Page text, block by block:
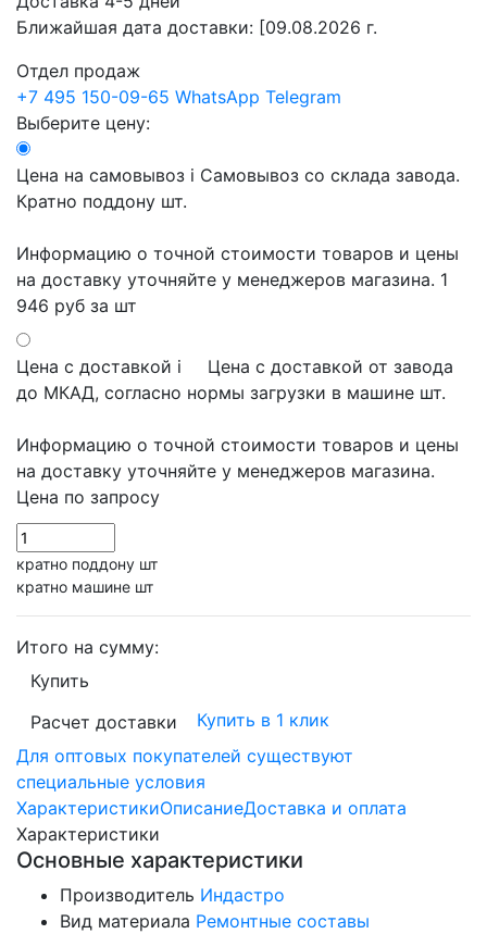
Ближайшая дата доставки: [09.08.2026 г.
Отдел продаж
+7 495 150-09-65 WhatsApp Telegram
Выберите цену:
Цена на самовывоз i Самовывоз со склада завода.
Кратно поддону шт.
Информацию о точной стоимости товаров и цены
на доставку уточняйте у менеджеров магазина. 1
946 руб за шт
Цена с доставкой i
Цена с доставкой от завода
до МКАД, согласно нормы загрузки в машине шт.
Информацию о точной стоимости товаров и цены
на доставку уточняйте у менеджеров магазина.
Цена по запросу
кратно поддону шт
кратно машине шт
Итого на сумму:
Купить
Расчет доставки
Купить в 1 клик
Для оптовых покупателей существуют
специальные условия
ХарактеристикиОписаниеДоставка и оплата
Характеристики
Основные характеристики
Производитель Индастро
Вид материала Ремонтные составы